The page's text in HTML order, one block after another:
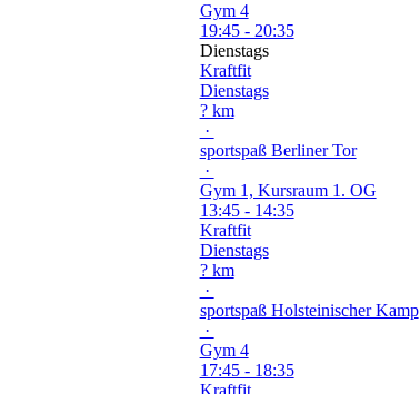
Gym 4
19:45 - 20:35
Dienstags
Kraftfit
Dienstags
? km
·
sportspaß Berliner Tor
·
Gym 1, Kursraum 1. OG
13:45 - 14:35
Kraftfit
Dienstags
? km
·
sportspaß Holsteinischer Kamp
·
Gym 4
17:45 - 18:35